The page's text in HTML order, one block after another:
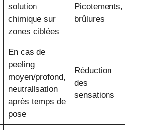
solution
chimique sur
zones ciblées
Picotements,
brûlures
En cas de
peeling
moyen/profond,
neutralisation
après temps de
pose
Réduction
des
sensations